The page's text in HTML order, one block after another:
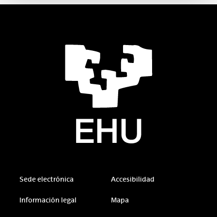
Sede electrónica Accesibilidad
Información legal Mapa